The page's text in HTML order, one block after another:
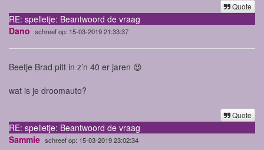
Quote
RE: spelletje: Beantwoord de vraag
Dano schreef op: 15-03-2019 21:33:37
Beetje Brad pitt in z’n 40 er jaren 😍
wat is je droomauto?
Quote
RE: spelletje: Beantwoord de vraag
Sammie schreef op: 15-03-2019 23:02:34